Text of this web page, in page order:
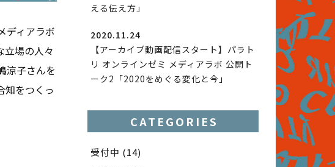
ディアラボ
立場の人々
涼子さんを
知をつくっ
える伝え方」
2020.11.24
【アーカイブ動画配信スタート】パラト
リ オンラインゼミ メディアラボ 公開ト
ーク2「2020をめぐる変化と今」
CATEGORIES
受付中 (14)